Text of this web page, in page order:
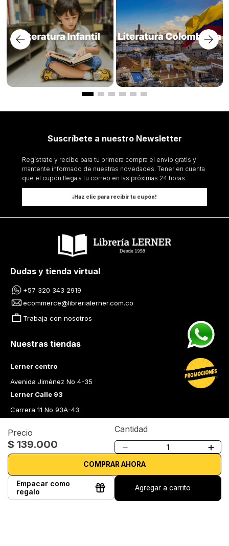
Precio
$ 139.000
Cantidad
＋
－
COMPRAR AHORA
Empacar como
regalo
Agregar a carrito
Suscríbete a nuestro Newsletter
Regístrate y recibe para tu primera compra el envío gratis y
mantente informado de nuestras novedades. Tener en cuenta
que el cupón llega a tu correo en las próximas 24 horas.
¡Haz clic para recibir tu cupón!
Dudas y tienda virtual
+57 320 343 2919
ecommerce@librerialerner.com.co
Trabaja con nosotros
Nuestras tiendas
Lerner centro
Avenida Jiménez No 4-35
Lerner Calle 93
Carrera 11 No 93A-43
Carrera 43 A No. 05 A - 113 Local 103 Edificio One Plaza PH
Medellín Colombia
Librería Lerner - Comprar libros en Colombia
Quiénes somos
Librerías